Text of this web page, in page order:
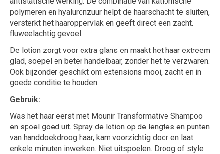
polymeren en hyaluronzuur helpt de haarschacht te sluiten,
versterkt het haaroppervlak en geeft direct een zacht,
fluweelachtig gevoel.
De lotion zorgt voor extra glans en maakt het haar extreem
glad, soepel en beter handelbaar, zonder het te verzwaren.
Ook bijzonder geschikt om extensions mooi, zacht en in
goede conditie te houden.
Gebruik:
Was het haar eerst met Mounir Transformative Shampoo
en spoel goed uit. Spray de lotion op de lengtes en punten
van handdoekdroog haar, kam voorzichtig door en laat
enkele minuten inwerken. Niet uitspoelen. Droog of style